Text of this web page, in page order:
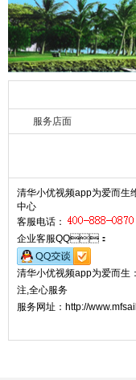
服务店面
清华小优视频app为爱而生
中心
客服电话：
企业客服QQ：
清华小优视频app为爱而生
注,全心服务
服务网址：http://